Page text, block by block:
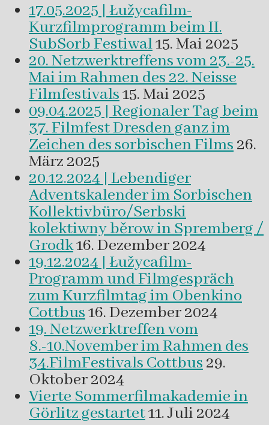
17.05.2025 | Łužycafilm-
Kurzfilmprogramm beim II.
SubSorb Festiwal15. Mai 2025
20. Netzwerktreffens vom 23.-25.
Mai im Rahmen des 22. Neisse
Filmfestivals15. Mai 2025
09.04.2025 | Regionaler Tag beim
37. Filmfest Dresden ganz im
Zeichen des sorbischen Films26.
März 2025
20.12.2024 | Lebendiger
Adventskalender im Sorbischen
Kollektivbüro/Serbski
kolektiwny běrow in Spremberg /
Grodk16. Dezember 2024
19.12.2024 | Łužycafilm-
Programm und Filmgespräch
zum Kurzfilmtag im Obenkino
Cottbus16. Dezember 2024
19. Netzwerktreffen vom
8.-10.November im Rahmen des
34.FilmFestivals Cottbus29.
Oktober 2024
Vierte Sommerfilmakademie in
Görlitz gestartet11. Juli 2024